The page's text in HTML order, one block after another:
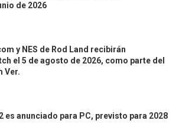
de 2026
y NES de Rod Land recibirán
el 5 de agosto de 2026, como parte del
Ver.
es anunciado para PC, previsto para 2028